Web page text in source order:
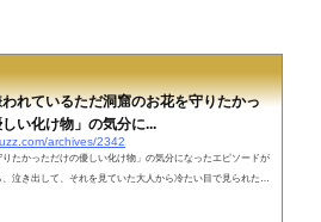
れているただ洞窟のお花を守りたかっ
い化け物」の気分に...
archives/2342
たかっただけの優しい化け物」の気分になったエピソードが
泣き出して、それを見ていた大人から冷たい目で見られたと